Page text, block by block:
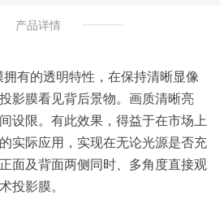
产品详情
有的透明特性，在保持清晰显像
影膜看见背后景物。画质清晰亮
设限。有此效果，得益于在市场上
实际应用，实现在无论光源是否充
面及背面两侧同时、多角度直接观
投影膜。